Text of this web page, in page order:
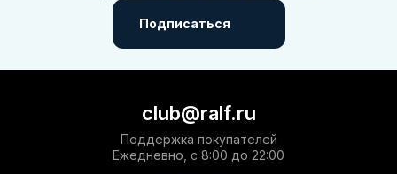
Подписаться
club@ralf.ru
Поддержка покупателей
Ежедневно, с 8:00 до 22:00